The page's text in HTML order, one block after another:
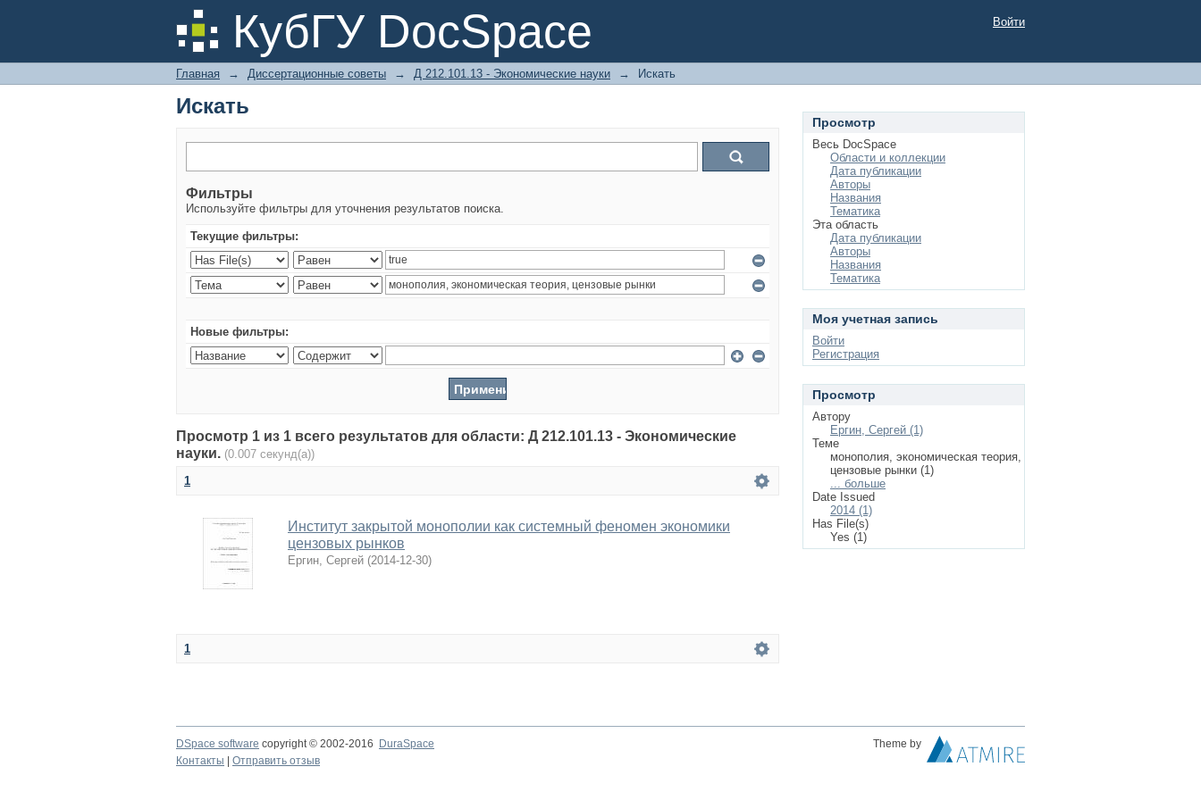
КубГУ DocSpace
Искать Войти
Главная → Диссертационные советы → Д 212.101.13 - Экономические науки → Искать
Искать
Фильтры
Используйте фильтры для уточнения результатов поиска.
Текущие фильтры:
Новые фильтры:
Просмотр 1 из 1 всего результатов для области: Д 212.101.13 - Экономические
науки. (0.007 секунд(а))
1
Институт закрытой монополии как системный феномен экономики
цензовых рынков
Ергин, Сергей (2014-12-30)
1
Просмотр
Весь DocSpace
Области и коллекции
Дата публикации
Авторы
Названия
Тематика
Эта область
Дата публикации
Авторы
Названия
Тематика
Моя учетная запись
Войти
Регистрация
Просмотр
Автору
Ергин, Сергей (1)
Теме
монополия, экономическая теория,
цензовые рынки (1)
... больше
Date Issued
2014 (1)
Has File(s)
Yes (1)
DSpace software copyright © 2002-2016 DuraSpace
Theme by
Контакты
Отправить отзыв